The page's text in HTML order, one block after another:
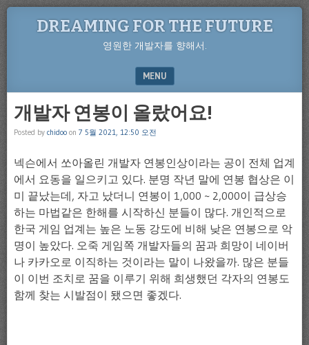
DREAMING FOR THE FUTURE
영원한 개발자를 향해서.
MENU
개발자 연봉이 올랐어요!
Posted by chidoo on 7 5월 2021, 12:50 오전
넥슨에서 쏘아올린 개발자 연봉인상이라는 공이 전체 업계
에서 요동을 일으키고 있다. 분명 작년 말에 연봉 협상은 이
미 끝났는데, 자고 났더니 연봉이 1,000 ~ 2,000이 급상승
하는 마법같은 한해를 시작하신 분들이 많다. 개인적으로
한국 게임 업계는 높은 노동 강도에 비해 낮은 연봉으로 악
명이 높았다. 오죽 게임쪽 개발자들의 꿈과 희망이 네이버
나 카카오로 이직하는 것이라는 말이 나왔을까. 많은 분들
이 이번 조치로 꿈을 이루기 위해 희생했던 각자의 연봉도
함께 찾는 시발점이 됐으면 좋겠다.